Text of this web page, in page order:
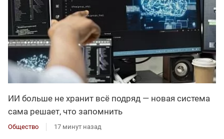
ИИ больше не хранит всё подряд — новая система
сама решает, что запомнить
Общество 17 минут назад